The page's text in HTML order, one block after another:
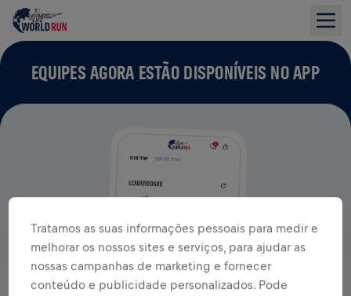
EQUIPES AGORA ESTÃO DISPONÍVEIS NO APP
Tratamos as suas informações pessoais para medir e
melhorar os nossos sites e serviços, para ajudar as
nossas campanhas de marketing e fornecer
conteúdo e publicidade personalizados. Pode